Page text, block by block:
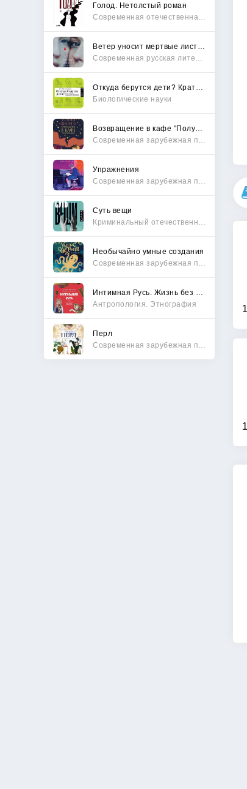
Голод. Нетолстый роман
Биологические науки
Упражнения
Суть вещи
Необычайно умные создания
Антропология. Этнография
Перл